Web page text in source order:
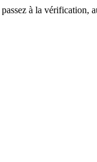
à la vérification,